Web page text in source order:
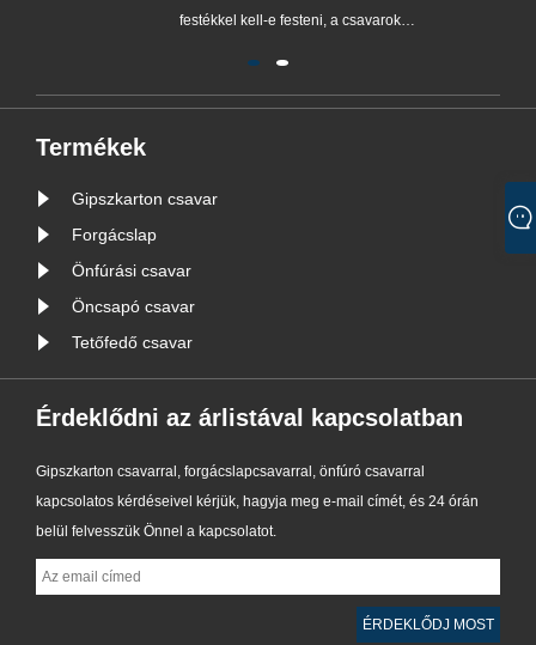
festékkel kell-e festeni, a csavarok
Termékek
Gipszkarton csavar
Forgácslap
Önfúrási csavar
Öncsapó csavar
Tetőfedő csavar
Érdeklődni az árlistával kapcsolatban
Gipszkarton csavarral, forgácslapcsavarral, önfúró csavarral
kapcsolatos kérdéseivel kérjük, hagyja meg e-mail címét, és 24 órán
belül felvesszük Önnel a kapcsolatot.